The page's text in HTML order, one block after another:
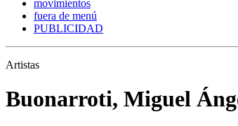
movimientos
fuera de menú
PUBLICIDAD
Artistas
Buonarroti, Miguel